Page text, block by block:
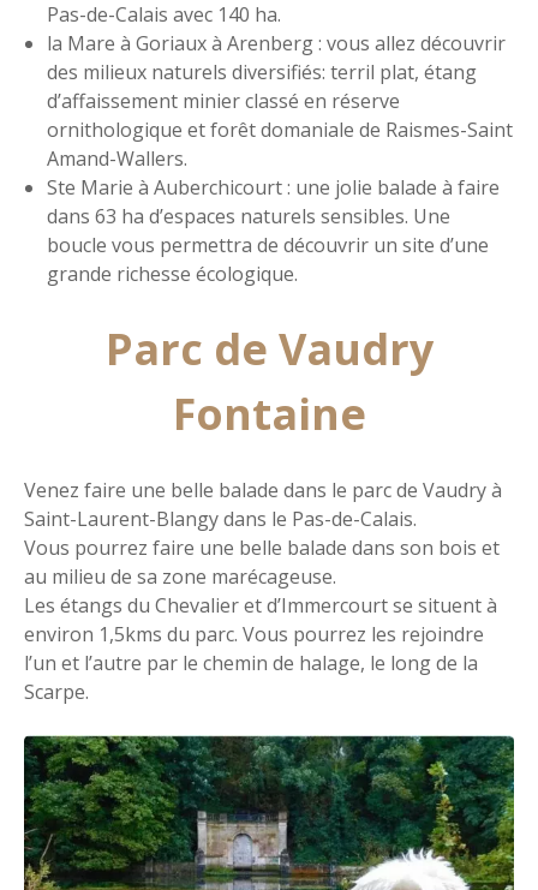
Pas-de-Calais avec 140 ha.
la Mare à Goriaux à Arenberg : vous allez découvrir
des milieux naturels diversifiés: terril plat, étang
d’affaissement minier classé en réserve
ornithologique et forêt domaniale de Raismes-Saint
Amand-Wallers.
Ste Marie à Auberchicourt : une jolie balade à faire
dans 63 ha d’espaces naturels sensibles. Une
boucle vous permettra de découvrir un site d’une
grande richesse écologique.
Parc de Vaudry
Fontaine
Venez faire une belle balade dans le parc de Vaudry à
Saint-Laurent-Blangy dans le Pas-de-Calais.
Vous pourrez faire une belle balade dans son bois et
au milieu de sa zone marécageuse.
Les étangs du Chevalier et d’Immercourt se situent à
environ 1,5kms du parc. Vous pourrez les rejoindre
l’un et l’autre par le chemin de halage, le long de la
Scarpe.